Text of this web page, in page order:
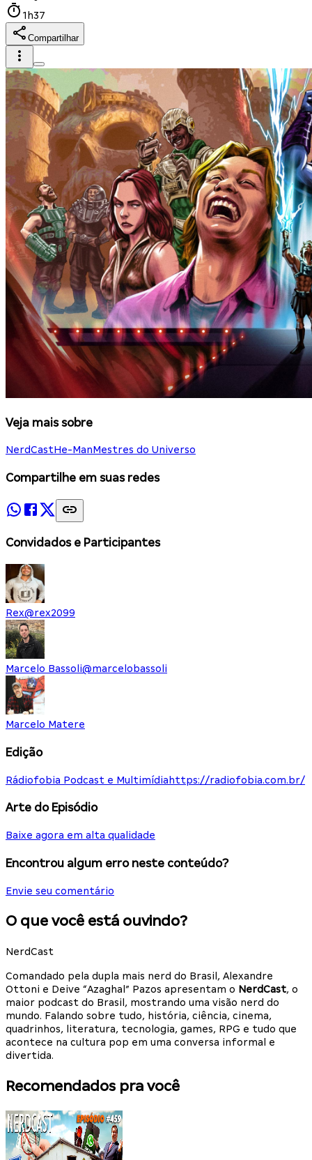
1h37
Compartilhar
Veja mais sobre
NerdCastHe-ManMestres do Universo
Compartilhe em suas redes
Convidados e Participantes
Rex@rex2099
Marcelo Bassoli@marcelobassoli
Marcelo Matere
Edição
Rádiofobia Podcast e Multimídia https://radiofobia.com.br/
Arte do Episódio
Baixe agora em alta qualidade
Encontrou algum erro neste conteúdo?
Envie seu comentário
O que você está ouvindo?
NerdCast
Comandado pela dupla mais nerd do Brasil, Alexandre
Ottoni e Deive “Azaghal” Pazos apresentam o NerdCast, o
maior podcast do Brasil, mostrando uma visão nerd do
mundo. Falando sobre tudo, história, ciência, cinema,
quadrinhos, literatura, tecnologia, games, RPG e tudo que
acontece na cultura pop em uma conversa informal e
divertida.
Recomendados pra você